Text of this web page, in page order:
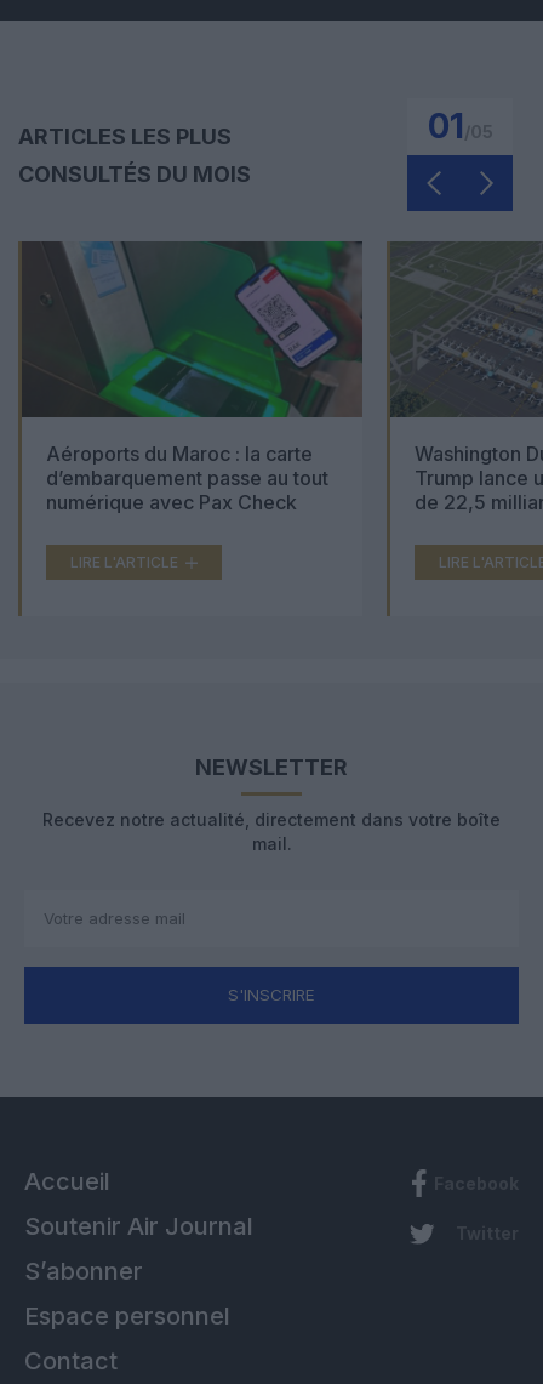
ARTICLES LES PLUS
CONSULTÉS DU MOIS
01
Aéroports du Maroc : la carte
d’embarquement passe au tout
numérique avec Pax Check
LIRE L'ARTICLE
Washington
Trump lance
de 22,5
LIRE
NEWSLETTER
Recevez notre actualité, directement dans votre boîte
mail.
S'INSCRIRE
Accueil
Soutenir Air Journal
S’abonner
Espace personnel
Contact